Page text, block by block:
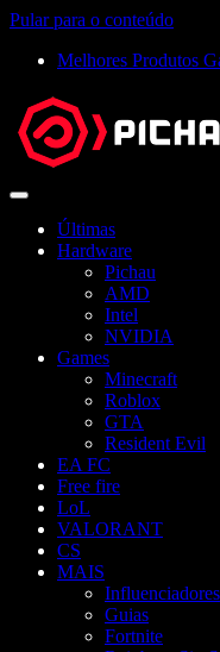
Pular para o conteúdo
Melhores Produtos
Abrir
Últimas
Hardware
Pichau
AMD
Intel
NVIDIA
Games
Minecraft
Roblox
GTA
Resident Evil
EA FC
Free fire
LoL
VALORANT
CS
MAIS
Influenciadores
Guias
Fortnite